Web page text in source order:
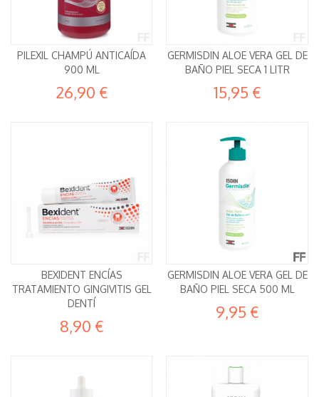
PILEXIL CHAMPÚ ANTICAÍDA
900 ML
26,90 €
GERMISDIN ALOE VERA GEL DE
BAÑO PIEL SECA 1 LITR
15,95 €
BEXIDENT ENCÍAS
TRATAMIENTO GINGIVITIS GEL
DENTÍ
8,90 €
GERMISDIN ALOE VERA GEL DE
BAÑO PIEL SECA 500 ML
9,95 €